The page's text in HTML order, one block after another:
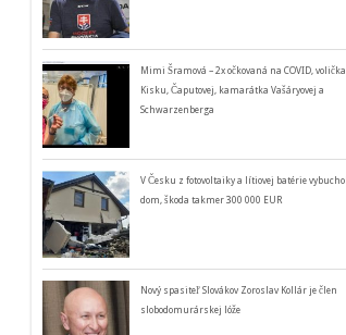
Mimi Šramová – 2x očkovaná na COVID, volička
Kisku, Čaputovej, kamarátka Vašáryovej a
Schwarzenberga
V Česku z fotovoltaiky a lítiovej batérie vybuchol
dom, škoda takmer 300 000 EUR
Nový spasiteľ Slovákov Zoroslav Kollár je člen
slobodomurárskej lóže